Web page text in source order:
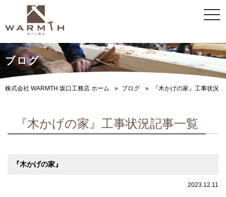
ブログ
株式会社 WARMTH 坂口工務店 ホーム ブログ 『木かげの家』工事状況
『木かげの家』工事状況記事一覧
『木かげの家』
2023.12.11